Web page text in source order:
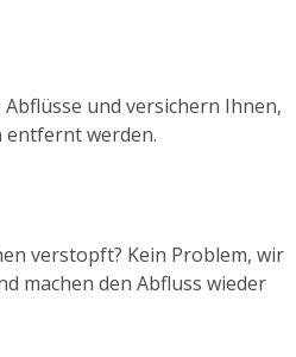
und versichern Ihnen,
entfernt werden.
verstopft? Kein Problem, wir
machen den Abfluss wieder